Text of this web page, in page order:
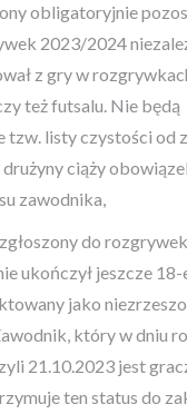
obligatoryjnie
2023/2024
z gry w
też futsalu. Nie będą
tzw. listy czystości od
ciąży
zawodnika,
do
ukończył jeszcze
jako
który w dniu
21.10.2023 jest
ten status do